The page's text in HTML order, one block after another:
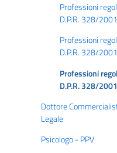
Professioni
D.P.R. 328/
Professioni
D.P.R. 328/
Professioni
D.P.R. 328/
Dottore
Legale
Psicologo - PPV